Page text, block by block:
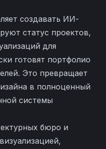
создавать ИИ-
статус проектов,
для
готовят портфолио
Это превращает
в полноценный
системы
бюро и